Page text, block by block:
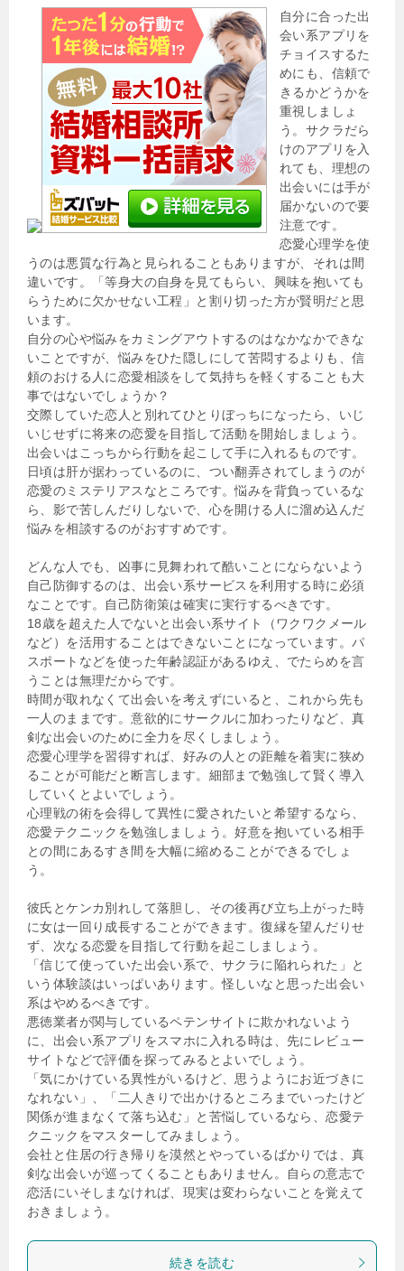
自分に合った出
会い系アプリを
チョイスするた
めにも、信頼で
きるかどうかを
重視しましょ
う。サクラだら
けのアプリを入
れても、理想の
出会いには手が
届かないので要
注意です。
恋愛心理学を使
うのは悪質な行為と見られることもありますが、それは間
違いです。「等身大の自身を見てもらい、興味を抱いても
らうために欠かせない工程」と割り切った方が賢明だと思
います。
自分の心や悩みをカミングアウトするのはなかなかできな
いことですが、悩みをひた隠しにして苦悶するよりも、信
頼のおける人に恋愛相談をして気持ちを軽くすることも大
事ではないでしょうか？
交際していた恋人と別れてひとりぼっちになったら、いじ
いじせずに将来の恋愛を目指して活動を開始しましょう。
出会いはこっちから行動を起こして手に入れるものです。
日頃は肝が据わっているのに、つい翻弄されてしまうのが
恋愛のミステリアスなところです。悩みを背負っているな
ら、影で苦しんだりしないで、心を開ける人に溜め込んだ
悩みを相談するのがおすすめです。
どんな人でも、凶事に見舞われて酷いことにならないよう
自己防御するのは、出会い系サービスを利用する時に必須
なことです。自己防衛策は確実に実行するべきです。
18歳を超えた人でないと出会い系サイト（ワクワクメール
など）を活用することはできないことになっています。パ
スポートなどを使った年齢認証があるゆえ、でたらめを言
うことは無理だからです。
時間が取れなくて出会いを考えずにいると、これから先も
一人のままです。意欲的にサークルに加わったりなど、真
剣な出会いのために全力を尽くしましょう。
恋愛心理学を習得すれば、好みの人との距離を着実に狭め
ることが可能だと断言します。細部まで勉強して賢く導入
していくとよいでしょう。
心理戦の術を会得して異性に愛されたいと希望するなら、
恋愛テクニックを勉強しましょう。好意を抱いている相手
との間にあるすき間を大幅に縮めることができるでしょ
う。
彼氏とケンカ別れして落胆し、その後再び立ち上がった時
に女は一回り成長することができます。復縁を望んだりせ
ず、次なる恋愛を目指して行動を起こしましょう。
「信じて使っていた出会い系で、サクラに陥れられた」と
いう体験談はいっぱいあります。怪しいなと思った出会い
系はやめるべきです。
悪徳業者が関与しているペテンサイトに欺かれないよう
に、出会い系アプリをスマホに入れる時は、先にレビュー
サイトなどで評価を探ってみるとよいでしょう。
「気にかけている異性がいるけど、思うようにお近づきに
なれない」、「二人きりで出かけるところまでいったけど
関係が進まなくて落ち込む」と苦悩しているなら、恋愛テ
クニックをマスターしてみましょう。
会社と住居の行き帰りを漠然とやっているばかりでは、真
剣な出会いが巡ってくることもありません。自らの意志で
恋活にいそしまなければ、現実は変わらないことを覚えて
おきましょう。
続きを読む